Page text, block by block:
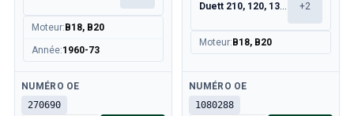
Moteur: B18, B20
Année:1960-73
Disponible
NUMÉRO OE
270690
Duett 210, 120, 130, 220 +2
Moteur: B18, B20
Disponible
NUMÉRO OE
1080288